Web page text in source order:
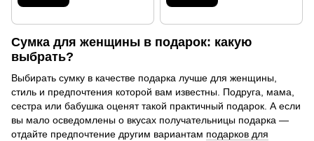
Сумка для женщины в подарок: какую
выбрать?
Выбирать сумку в качестве подарка лучше для женщины,
стиль и предпочтения которой вам известны. Подруга, мама,
сестра или бабушка оценят такой практичный подарок. А если
вы мало осведомлены о вкусах получательницы подарка —
отдайте предпочтение другим вариантам подарков для